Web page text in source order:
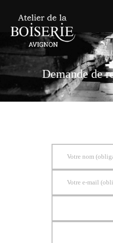
Demande de
Votre nom
Votre e-mail